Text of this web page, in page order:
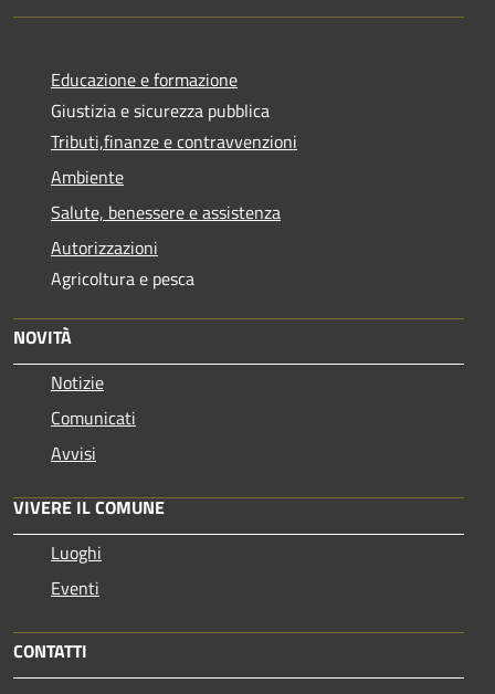
Educazione e formazione
Giustizia e sicurezza pubblica
Tributi,finanze e contravvenzioni
Ambiente
Salute, benessere e assistenza
Autorizzazioni
Agricoltura e pesca
NOVITÀ
Notizie
Comunicati
Avvisi
VIVERE IL COMUNE
Luoghi
Eventi
CONTATTI